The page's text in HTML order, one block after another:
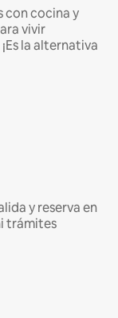
cocina y
vivir
la alternativa
y reserva en
trámites